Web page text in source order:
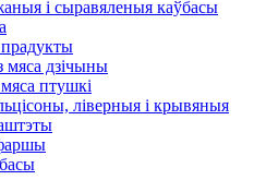
і сыравяленыя каўбасы
мяса дзічыны
птушкі
ліверныя і крывяныя